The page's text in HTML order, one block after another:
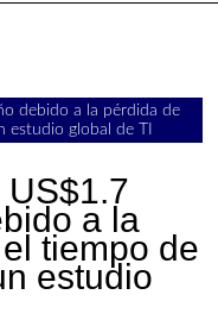
debido a la pérdida de
estudio global de TI
a la
tiempo de
estudio